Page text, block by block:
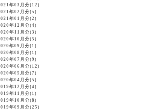
年03月分(12)
年02月分(5)
年01月分(2)
年12月分(4)
年11月分(3)
年10月分(5)
年09月分(1)
年08月分(1)
年07月分(9)
年06月分(12)
年05月分(7)
年04月分(5)
年12月分(4)
年11月分(1)
年10月分(8)
年09月分(25)